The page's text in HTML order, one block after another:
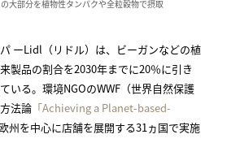
大部分を植物性タンパクや全粒穀物で摂取
ーLidl（リドル）は、ビーガンなどの植
製品の割合を2030年までに20％に引き
いる。環境NGOのWWF（世界自然保護
法論「Achieving a Planet-based-
州を中心に店舗を展開する31ヵ国で実施